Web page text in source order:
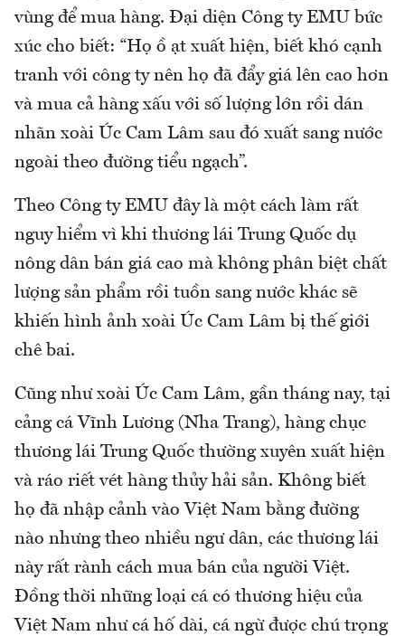
vùng để mua hàng. Đại diện Công ty EMU bức
xúc cho biết: “Họ ồ ạt xuất hiện, biết khó cạnh
tranh với công ty nên họ đã đẩy giá lên cao hơn
và mua cả hàng xấu với số lượng lớn rồi dán
nhãn xoài Úc Cam Lâm sau đó xuất sang nước
ngoài theo đường tiểu ngạch”.
Theo Công ty EMU đây là một cách làm rất
nguy hiểm vì khi thương lái Trung Quốc dụ
nông dân bán giá cao mà không phân biệt chất
lượng sản phẩm rồi tuồn sang nước khác sẽ
khiến hình ảnh xoài Úc Cam Lâm bị thế giới
chê bai.
Cũng như xoài Úc Cam Lâm, gần tháng nay, tại
cảng cá Vĩnh Lương (Nha Trang), hàng chục
thương lái Trung Quốc thường xuyên xuất hiện
và ráo riết vét hàng thủy hải sản. Không biết
họ đã nhập cảnh vào Việt Nam bằng đường
nào nhưng theo nhiều ngư dân, các thương lái
này rất rành cách mua bán của người Việt.
Đồng thời những loại cá có thương hiệu của
Việt Nam như cá hố dài, cá ngừ được chú trọng